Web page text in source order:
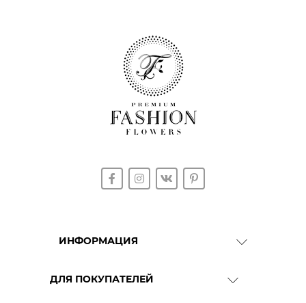
ИНФОРМАЦИЯ
ДЛЯ ПОКУПАТЕЛЕЙ